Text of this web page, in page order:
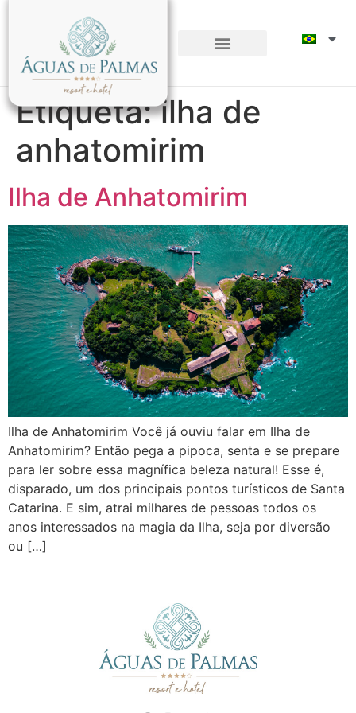
Etiqueta:ilha de
anhatomirim
Ilha de Anhatomirim
Ilha de Anhatomirim Você já ouviu falar em Ilha de
Anhatomirim? Então pega a pipoca, senta e se prepare
para ler sobre essa magnífica beleza natural! Esse é,
disparado, um dos principais pontos turísticos de Santa
Catarina. E sim, atrai milhares de pessoas todos os
anos interessados na magia da Ilha, seja por diversão
ou […]